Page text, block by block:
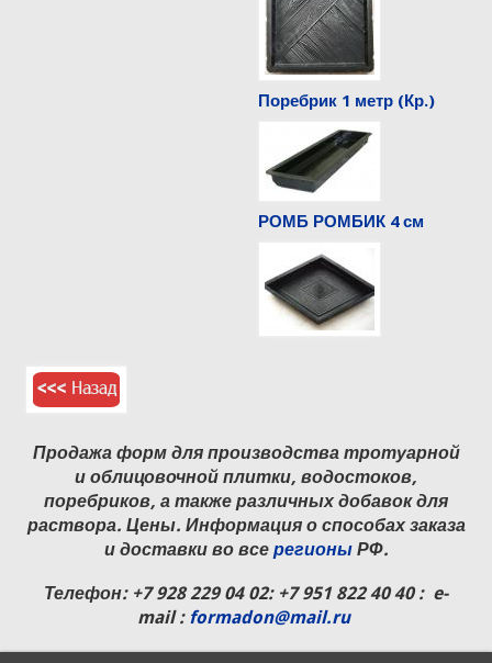
Поребрик 1 метр (Кр.)
РОМБ РОМБИК 4 см
Продажа форм для производства тротуарной
и облицовочной плитки, водостоков,
поребриков, а также различных добавок для
раствора. Цены. Информация о способах заказа
и доставки во все регионыРФ.
Телефон: +7 928 229 04 02: +7 951 822 40 40 : e-
mail : formadon@mail.ru